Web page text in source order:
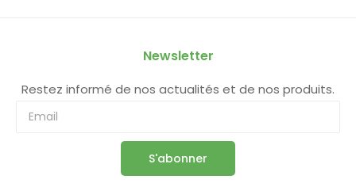
Newsletter
Restez informé de nos actualités et de nos produits.
S'abonner